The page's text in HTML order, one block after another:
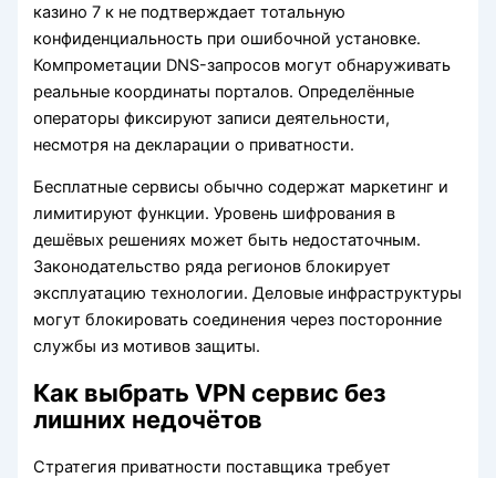
казино 7 к не подтверждает тотальную
конфиденциальность при ошибочной установке.
Компрометации DNS-запросов могут обнаруживать
реальные координаты порталов. Определённые
операторы фиксируют записи деятельности,
несмотря на декларации о приватности.
Бесплатные сервисы обычно содержат маркетинг и
лимитируют функции. Уровень шифрования в
дешёвых решениях может быть недостаточным.
Законодательство ряда регионов блокирует
эксплуатацию технологии. Деловые инфраструктуры
могут блокировать соединения через посторонние
службы из мотивов защиты.
Как выбрать VPN сервис без
лишних недочётов
Стратегия приватности поставщика требует